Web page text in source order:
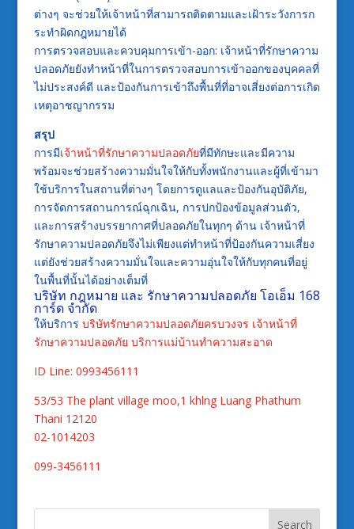
ต่างๆ จะช่วยให้เจ้าหน้าที่สามารถติดตามและเฝ้าระวังการก
ระทำผิดกฎหมายได้
การตรวจสอบและควบคุมการเข้า-ออก: เจ้าหน้าที่รักษาความ
ปลอดภัยยังทำหน้าที่ในการตรวจสอบการเข้าออกของบุคคลที่
ไม่ประสงค์ดี และป้องกันการเข้าถึงพื้นที่ที่อาจเสี่ยงต่อการเกิด
เหตุอาชญากรรม
สรุป
การมีเจ้าหน้าที่รักษาความปลอดภัยที่มีทักษะและมีความ
พร้อมจะช่วยสร้างความมั่นใจให้กับทั้งพนักงานและผู้ที่เข้ามา
ใช้บริการในสถานที่ต่างๆ โดยการดูแลและป้องกันอุบัติภัย,
การจัดการสถานการณ์ฉุกเฉิน, การปกป้องข้อมูลส่วนตัว,
และการสร้างบรรยากาศที่ปลอดภัยในทุกๆ ด้าน เจ้าหน้าที่
รักษาความปลอดภัยจึงไม่เพียงแต่ทำหน้าที่ป้องกันความเสี่ยง
แต่ยังช่วยสร้างความมั่นใจและความอุ่นใจให้กับทุกคนที่อยู่
ในพื้นที่นั้นได้อย่างเต็มที่
บริษัท กฎหมาย และ รักษาความปลอดภัย โอเอ็ม 168
การ์ด จำกัด
ให้บริการ บริษัทรักษาความปลอดภัยครบวงจร เจ้าหน้าที่
รักษาความปลอดภัย บริการแม่บ้านทำความสะอาด
ID Line: 0993456111
53/53 The plant village moo,1 khlng Luang Phathum
Thani 12120
02-1014203
099-3456111